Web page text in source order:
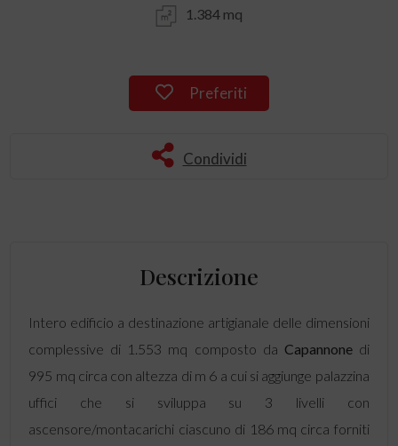
1.384 mq
Preferiti
Condividi
Descrizione
Intero edificio a destinazione artigianale delle dimensioni
complessive di 1.553 mq composto da Capannonedi
995 mq circa con altezza di m 6 a cui si aggiunge palazzina
uffici che si sviluppa su 3 livelli con
ascensore/montacarichi ciascuno di 186 mq circa forniti